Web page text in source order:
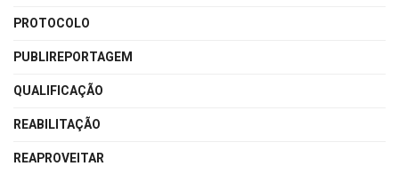
PROTOCOLO
PUBLIREPORTAGEM
QUALIFICAÇÃO
REABILITAÇÃO
REAPROVEITAR